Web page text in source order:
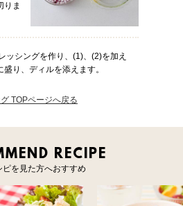
りま
ッシングを作り、(1)、(2)を加え
り、ディルを添えます。
TOPページへ戻る
RECIPE
ピを見た方へおすすめ